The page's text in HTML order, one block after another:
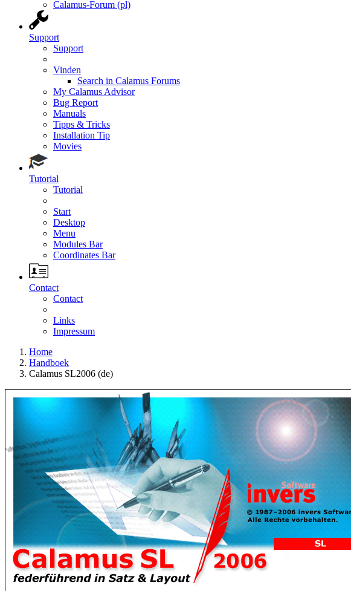
Calamus-Forum (pl)
Support
Support
Vinden
Search in Calamus Forums
My Calamus Advisor
Bug Report
Manuals
Tipps & Tricks
Installation Tip
Movies
Tutorial
Tutorial
Start
Desktop
Menu
Modules Bar
Coordinates Bar
Contact
Contact
Links
Impressum
Home
Handboek
Calamus SL2006 (de)